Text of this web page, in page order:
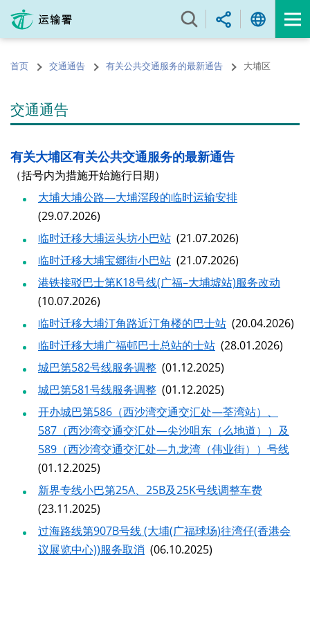
内
的首页 交通通告 有关公共交通服务的最新通告 大埔区
交通通告
有关大埔区有关公共交通服务的最新通告
（括号内为措施开始施行日期）
大埔大埔公路—大埔滘段的临时运输安排
(29.07.2026)
临时迁移大埔运头坊小巴站 (21.07.2026)
临时迁移大埔宝郷街小巴站 (21.07.2026)
港铁接驳巴士第K18号线(广福–大埔墟站)服务改动
(10.07.2026)
临时迁移大埔汀角路近汀角楼的巴士站 (20.04.2026)
临时迁移大埔广福邨巴士总站的士站 (28.01.2026)
城巴第582号线服务调整 (01.12.2025)
城巴第581号线服务调整 (01.12.2025)
开办城巴第586（西沙湾交通交汇处—荃湾站）、
587（西沙湾交通交汇处—尖沙咀东（么地道））及
589（西沙湾交通交汇处—九龙湾（伟业街））号线
(01.12.2025)
新界专线小巴第25A、25B及25K号线调整车费
(23.11.2025)
过海路线第907B号线 (大埔(广福球场)往湾仔(香港会
议展览中心))服务取消 (06.10.2025)